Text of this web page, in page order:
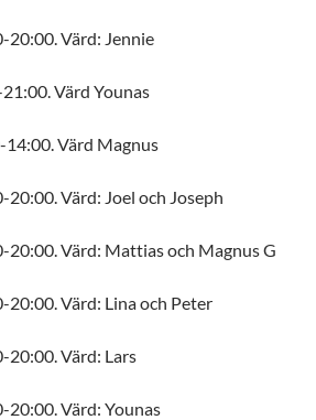
20:00. Värd: Jennie
Värd Younas
Värd Magnus
Värd: Joel och Joseph
20:00. Värd: Mattias och Magnus G
Värd: Lina och Peter
20:00. Värd: Lars
Värd: Younas